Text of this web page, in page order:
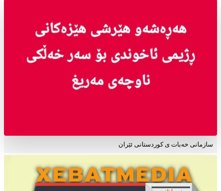
سازمانی خەبات ی کوردستانی ئێران